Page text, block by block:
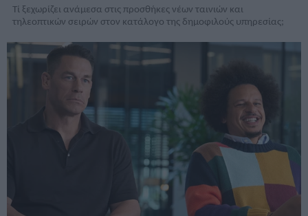
Τί ξεχωρίζει ανάμεσα στις προσθήκες νέων ταινιών και
τηλεοπτικών σειρών στον κατάλογo της δημοφιλούς υπηρεσίας;